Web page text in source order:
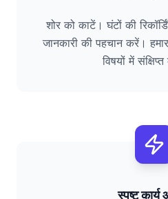
शोर को काटें। घंटों की
जानकारी की पहचान करें।
विषयों में
स्पष्ट